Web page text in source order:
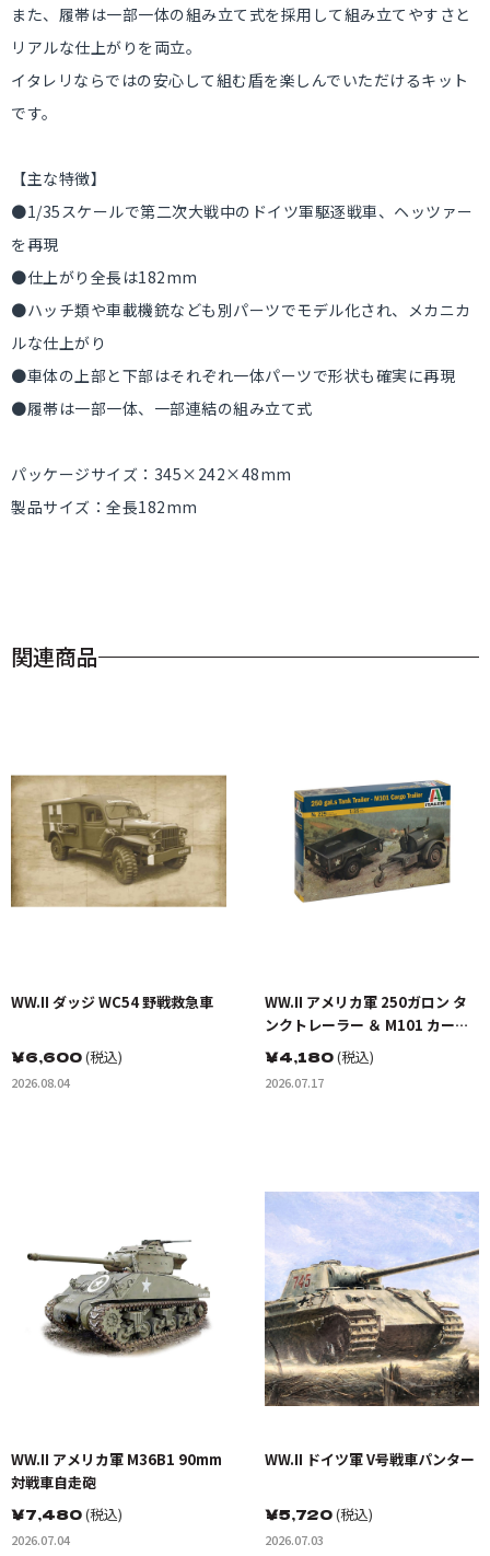
また、履帯は一部一体の組み立て式を採用して組み立てやすさと
リアルな仕上がりを両立。
イタレリならではの安心して組む盾を楽しんでいただけるキット
です。
【主な特徴】
●1/35スケールで第二次大戦中のドイツ軍駆逐戦車、ヘッツァー
を再現
●仕上がり全長は182mm
●ハッチ類や車載機銃なども別パーツでモデル化され、メカニカ
ルな仕上がり
●車体の上部と下部はそれぞれ一体パーツで形状も確実に再現
●履帯は一部一体、一部連結の組み立て式
パッケージサイズ：345×242×48mm
製品サイズ：全長182mm
関連商品
WW.II ダッジ WC54 野戦救急車
￥6,600(税込)
2026.08.04
WW.II アメリカ軍 250ガロン タ
ンクトレーラー ＆ M101 カーゴ
トレーラー
￥4,180(税込)
2026.07.17
WW.II アメリカ軍 M36B1 90mm
対戦車自走砲
￥7,480(税込)
2026.07.04
WW.II ドイツ軍 V号戦車パンター
￥5,720(税込)
2026.07.03